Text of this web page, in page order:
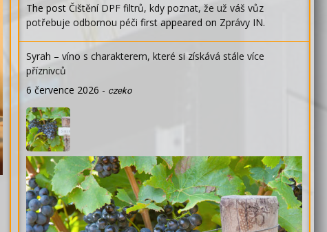
The post Čištění DPF filtrů, kdy poznat, že už váš vůz
potřebuje odbornou péči first appeared on Zprávy IN.
Syrah – víno s charakterem, které si získává stále více
příznivců
6 července 2026 - czeko